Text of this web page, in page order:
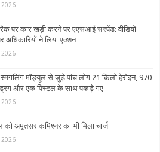
2026
पर कार खड़ी करने पर एएसआई सस्पेंड: वीडियो
अधिकारियों ने लिया एक्शन
2026
स्मगलिंग मॉड्यूल से जुड़े पांच लोग 21 किलो हेरोइन, 970
और एक पिस्टल के साथ पकड़े गए
2026
को अमृतसर कमिश्नर का भी मिला चार्ज
2026